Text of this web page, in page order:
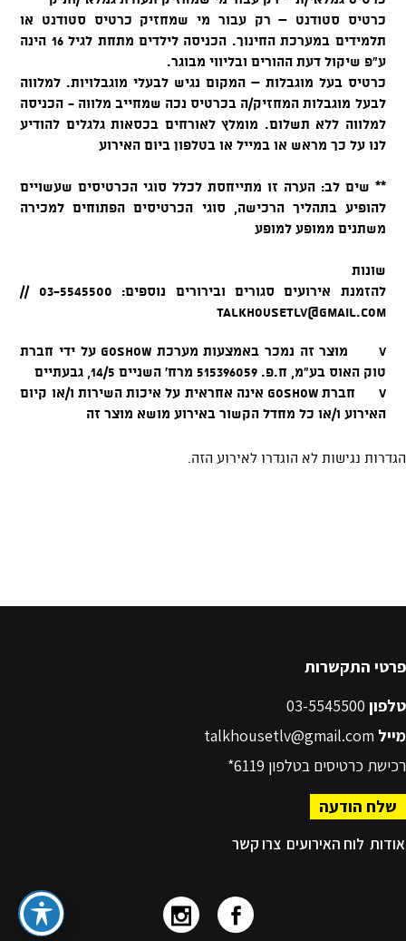
פרטי התקשרות
טלפון
מייל talkhousetlv@gmail.com
רכישת כרטיסים בטלפון 6119*
שלח הודעה
אודות לוח האירועים צרו קשר